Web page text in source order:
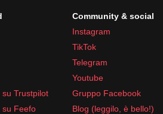
Trustpilot
su Feefo
Community & social
Instagram
TikTok
Telegram
Youtube
Gruppo Facebook
Blog (leggilo, è bello!)